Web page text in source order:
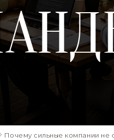
Почему сильные компании не